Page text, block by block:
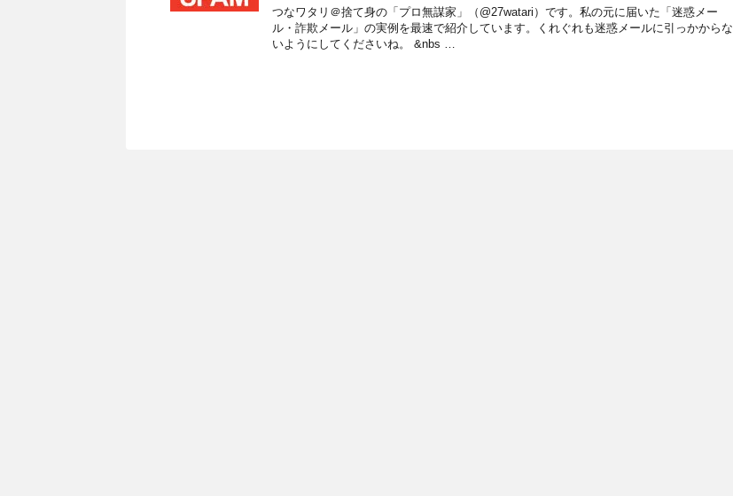
つなワタリ＠捨て身の「プロ無謀家」（@27watari）です。私の元に届いた「迷惑メー
ル・詐欺メール」の実例を最速で紹介しています。くれぐれも迷惑メールに引っかからな
いようにしてくださいね。 &nbs …